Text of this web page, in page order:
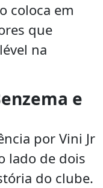
coloca em
que
na
e
por Vini Jr
lado de dois
do clube.